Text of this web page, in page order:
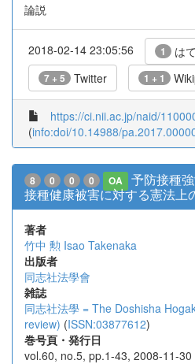
論説
2018-02-14 23:05:56 1 は
7 + 5 Twitter 1 + 1
https://ci.nii.ac.jp/naid/
(info:doi/10.14988/
8 0 0 0 OA
予防接種
接種健康被害に対する憲法上
著者
竹中 勲 Isao Takenaka
出版者
同志社法學會
雑誌
同志社法學 = The Doshisha
review) (ISSN:03877612)
巻号頁・発行日
vol.60, no.5, pp.1-43, 2008-11-30